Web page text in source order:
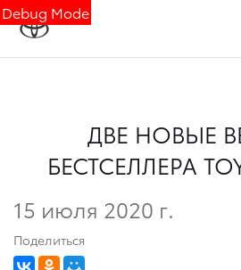
Debug Mode
ДВЕ НОВЫЕ
БЕСТСЕЛЛЕРА
15 июля 2020 г.
Поделиться